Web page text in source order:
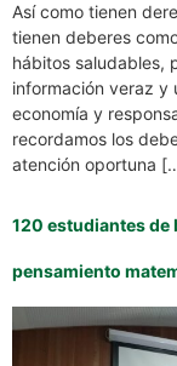
Así como tienen
tienen deberes
hábitos saludables,
información veraz y
economía y
recordamos los
atención oportuna
120 estudiantes
pensamiento